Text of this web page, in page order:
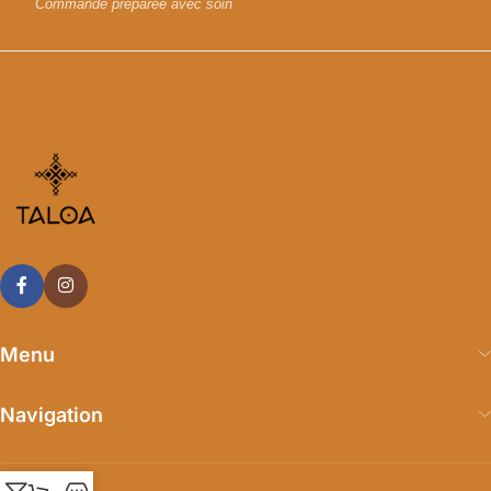
Commande préparée avec soin
Menu
Navigation